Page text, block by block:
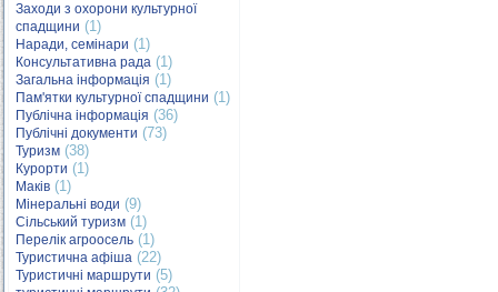
Заходи з охорони культурної
спадщини (1)
Наради, семінари (1)
Консультативна рада (1)
Загальна інформація (1)
Пам'ятки культурної спадщини (1)
Публічна інформація (36)
Публічні документи (73)
Туризм (38)
Курорти (1)
Маків (1)
Мінеральні води (9)
Сільський туризм (1)
Перелік агроосель (1)
Туристична афіша (22)
Туристичні маршрути (5)